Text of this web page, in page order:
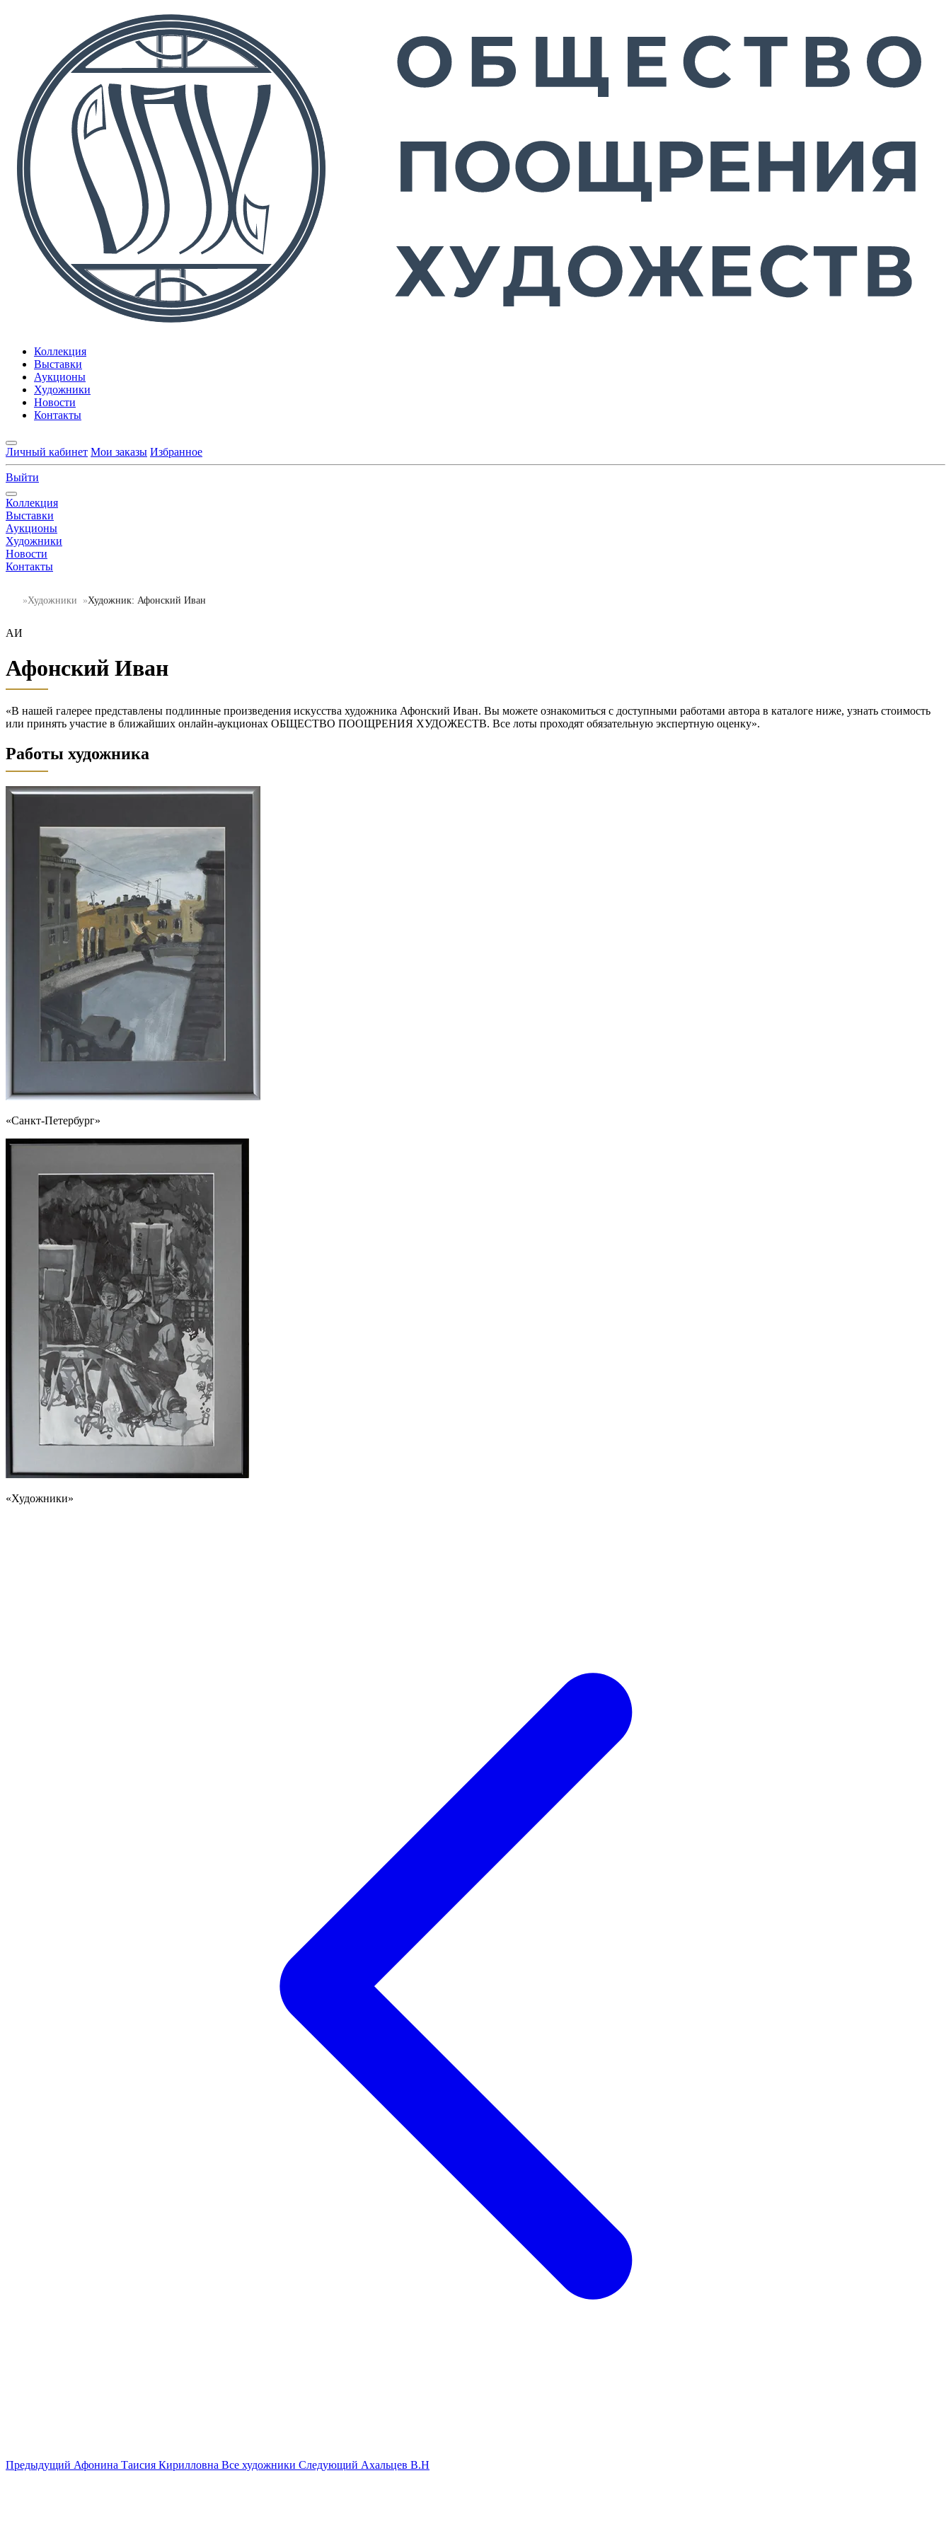
Коллекция
Выставки
Аукционы
Художники
Новости
Контакты
Личный кабинет Мои заказы Избранное
Выйти
Коллекция
Выставки
Аукционы
Художники
Новости
Контакты
Художники Художник: Афонский Иван
АИ
Афонский Иван
«В нашей галерее представлены подлинные произведения искусства художника Афонский Иван. Вы можете ознакомиться с доступными работами автора в каталоге ниже, узнать стоимость
или принять участие в ближайших онлайн-аукционах ОБЩЕСТВО ПООЩРЕНИЯ ХУДОЖЕСТВ. Все лоты проходят обязательную экспертную оценку».
Работы художника
«Санкт-Петербург»
«Художники»
Предыдущий Афонина Таисия Кирилловна Все художники Следующий Ахальцев В.Н